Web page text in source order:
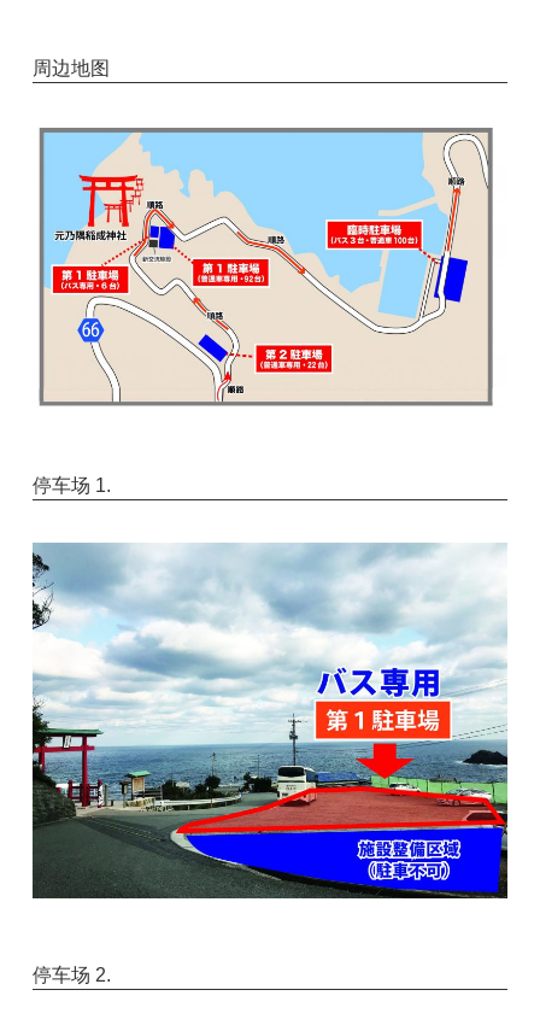
周边地图
停车场 1.
停车场 2.